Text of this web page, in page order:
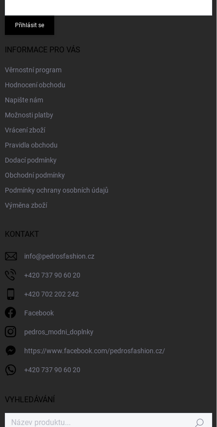
Přihlásit se
INFORMACE PRO VÁS
Věrnostní program
Hodnocení obchodu
Napište nám
Možnosti platby
Vrácení zboží
Pravidla obchodu
Dodací podmínky
Obchodní podmínky
Podmínky ochrany osobních údajů
Výměna zboží
KONTAKT
info@pedrosfashion.cz
+420 737 90 60 20
+420 702 202 242
Facebook
pedros_modni_doplnky
https://www.facebook.com/pedrosfashion.cz/
+420 737 90 60 20
VYHLEDÁVÁNÍ
Hledat